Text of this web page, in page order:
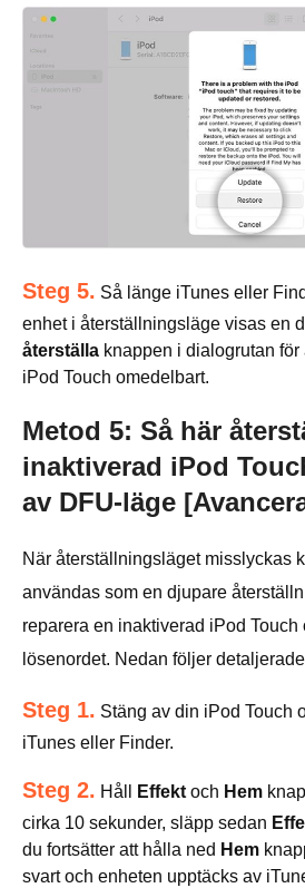
Steg 5. Så länge iTunes eller
enhet i återställningsläge visas en
återställa knappen i dialogrutan
iPod Touch omedelbart.
Metod 5: Så här
inaktiverad iPod
av DFU-läge
När återställningsläget misslyckas
användas som en djupare
reparera en inaktiverad iPod Touch
lösenordet. Nedan följer
Steg 1. Stäng av din iPod Touch
iTunes eller Finder.
Steg 2. Håll Effekt och Hem
cirka 10 sekunder, släpp sedan
du fortsätter att hålla ned Hem
svart och enheten upptäcks av